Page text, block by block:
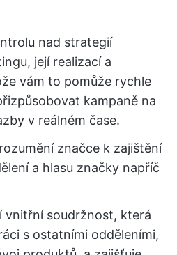
nad strategií
její realizací a
vám to pomůže rychle
kampaně na
v reálném čase.
značce k zajištění
a hlasu značky napříč
vnitřní soudržnost, která
s ostatními odděleními,